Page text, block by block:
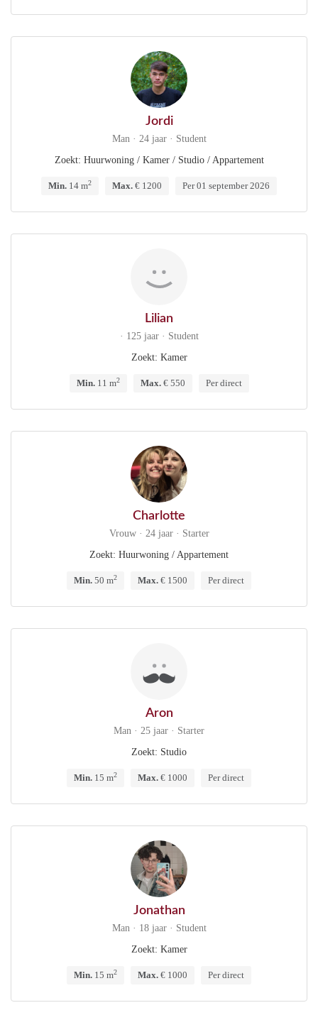
Jordi
Man · 24 jaar · Student
Zoekt: Huurwoning / Kamer / Studio / Appartement
Min. 14 m2 Max. € 1200 Per 01 september 2026
Lilian
· 125 jaar · Student
Zoekt: Kamer
Min.11 m2 Max.€ 550 Per direct
Charlotte
Vrouw · 24 jaar · Starter
Zoekt: Huurwoning / Appartement
Min. 50 m2 Max. € 1500 Per direct
Aron
Man · 25 jaar · Starter
Zoekt: Studio
Min. 15 m2 Max. € 1000 Per direct
Jonathan
Man · 18 jaar · Student
Zoekt: Kamer
Min. 15 m2 Max. € 1000 Per direct